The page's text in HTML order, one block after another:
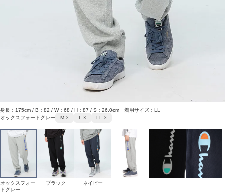
身長：175cm / B：82 / W：68 / H：87 / S：26.0cm 着用サイズ：LL
オックスフォードグレー
M × L × LL ×
オックスフォー
ドグレー
ブラック ネイビー